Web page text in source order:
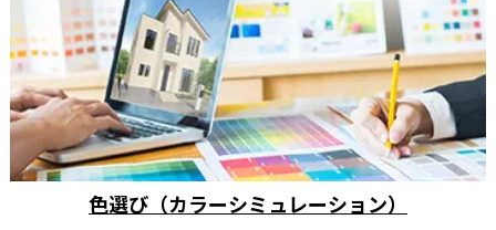
色選び（カラーシミュレーション）